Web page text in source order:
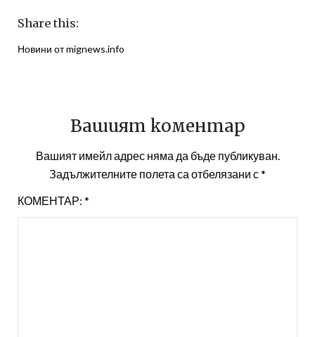
Share this:
Новини от mignews.info
Вашият коментар
Вашият имейл адрес няма да бъде публикуван.
Задължителните полета са отбелязани с*
КОМЕНТАР: *